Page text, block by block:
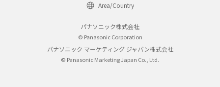
Area/Country
パナソニック株式会社
© Panasonic Corporation
パナソニック マーケティング ジャパン株式会社
© Panasonic Marketing Japan Co., Ltd.